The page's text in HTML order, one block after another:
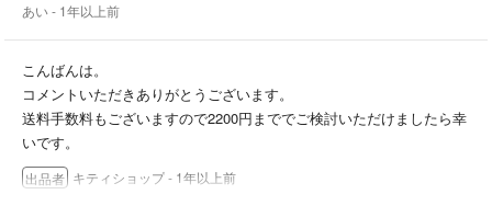
あい- 1年以上前
こんばんは。
コメントいただきありがとうございます。
送料手数料もございますので2200円まででご検討いただけましたら幸
いです。
出品者 キティショップ- 1年以上前